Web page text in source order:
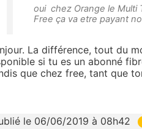
oui chez Orange le Multi
Free ça va etre payant
La différence, tout du
si tu es un abonné
que chez free, tant que
le 06/06/2019 à 08h42